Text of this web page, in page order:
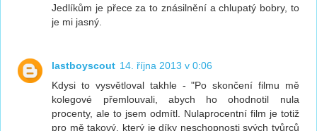
Jedlíkům je přece za to znásilnění a chlupatý bobry, to
je mi jasný.
lastboyscout 14. října 2013 v 0:06
Kdysi to vysvětloval takhle - "Po skončení filmu mě
kolegové přemlouvali, abych ho ohodnotil nula
procenty, ale to jsem odmítl. Nulaprocentní film je totiž
pro mě takový, který je díky neschopnosti svých tvůrců